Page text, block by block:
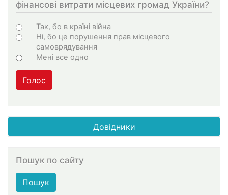
фінансові витрати місцевих громад України?
Варіанти
Так, бо в країні війна
Ні, бо це порушення прав місцевого
самоврядування
Мені все одно
Голос
Довідники
Пошук по сайту
Пошук